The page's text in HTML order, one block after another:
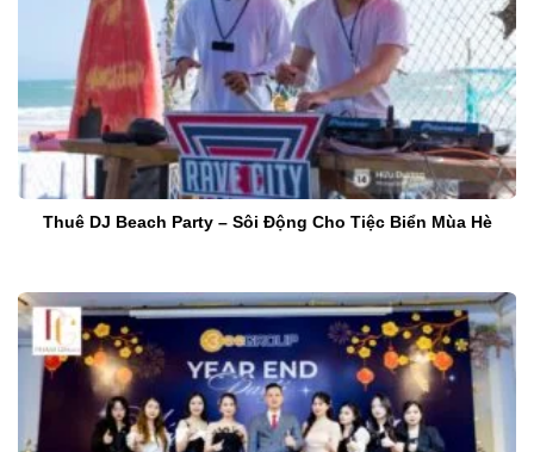
Thuê DJ Beach Party – Sôi Động Cho Tiệc Biển Mùa Hè